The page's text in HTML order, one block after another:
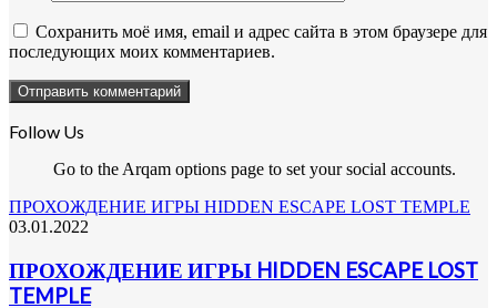
Сохранить моё имя, email и адрес сайта в этом браузере для
последующих моих комментариев.
Follow Us
Go to the Arqam options page to set your social accounts.
ПРОХОЖДЕНИЕ ИГРЫ HIDDEN ESCAPE LOST TEMPLE
03.01.2022
ПРОХОЖДЕНИЕ ИГРЫ HIDDEN ESCAPE LOST
TEMPLE